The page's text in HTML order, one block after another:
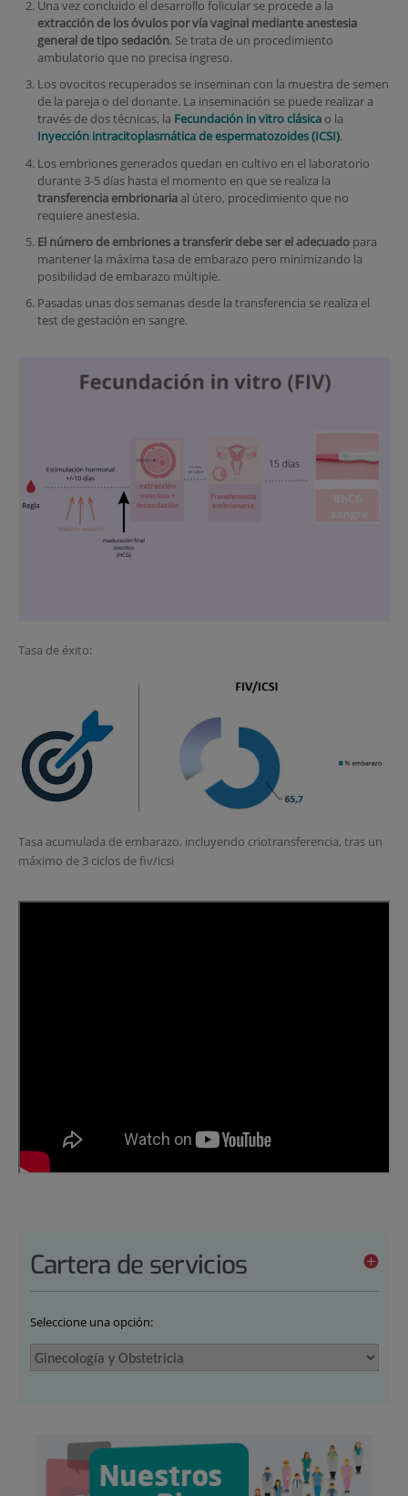
Una vez concluido el desarrollo folicular se procede a la
extracción de los óvulos por vía vaginal mediante anestesia
general de tipo sedación. Se trata de un procedimiento
ambulatorio que no precisa ingreso.
Los ovocitos recuperados se inseminan con la muestra de semen
de la pareja o del donante. La inseminación se puede realizar a
través de dos técnicas, la Fecundación in vitro clásicao la
Inyección intracitoplasmática de espermatozoides (ICSI).
Los embriones generados quedan en cultivo en el laboratorio
durante 3-5 días hasta el momento en que se realiza la
transferencia embrionariaal útero, procedimiento que no
requiere anestesia.
El número de embriones a transferir debe ser el adecuadopara
mantener la máxima tasa de embarazo pero minimizando la
posibilidad de embarazo múltiple.
Pasadas unas dos semanas desde la transferencia se realiza el
test de gestación en sangre.
Tasa de éxito:
Tasa acumulada de embarazo, incluyendo criotransferencia, tras un
máximo de 3 ciclos de fiv/icsi
Cartera de servicios
Seleccione una opción: